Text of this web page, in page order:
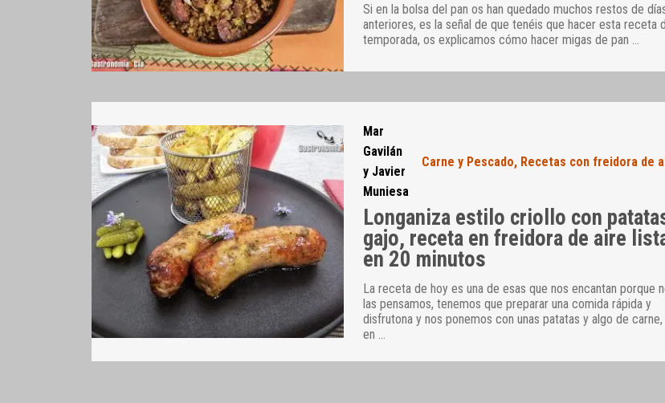
Si en la bolsa del pan os han quedado muchos restos de
anteriores, es la señal de que tenéis que hacer esta receta
temporada, os explicamos cómo hacer migas de pan …
Mar
Gavilán
y Javier
Muniesa
Carne y Pescado, Recetas con freidora de
Longaniza estilo criollo con
gajo, receta en freidora de aire
en 20 minutos
La receta de hoy es una de esas que nos encantan porque
las pensamos, tenemos que preparar una comida rápida y
disfrutona y nos ponemos con unas patatas y algo de carne,
en …